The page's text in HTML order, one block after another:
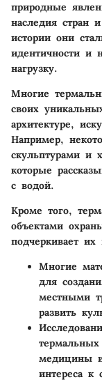
природные
наследия стран
истории они
идентичности и
нагрузку.
Многие
своих
архитектуре,
Например,
скульптурами и
которые
с водой.
Кроме того,
объектами
подчеркивает их
Многие
для
местными
развить
медицины и
интереса к